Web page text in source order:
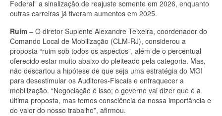
Federal” a sinalização de reajuste somente em 2026, enquanto
outras carreiras já tiveram aumentos em 2025.
Ruim – O diretor Suplente Alexandre Teixeira, coordenador do
Comando Local de Mobilização (CLM-RJ), considerou a
proposta “ruim sob todos os aspectos”, além de o percentual
oferecido estar muito abaixo do pleiteado pela categoria. Mas,
não descartou a hipótese de que seja uma estratégia do MGI
para desestimular os Auditores-Fiscais e enfraquecer a
mobilização. “Negociação é isso; o governo vai dizer que é a
última proposta, mas temos consciência da nossa importância e
do valor do nosso trabalho”, afirmou.